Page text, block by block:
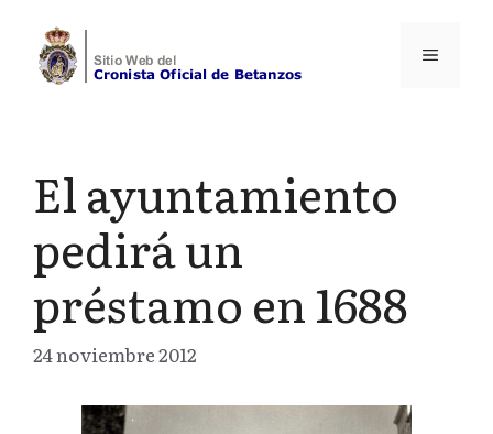
contenido
Menú
El ayuntamiento
pedirá un
préstamo en 1688
24 noviembre 2012